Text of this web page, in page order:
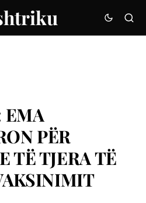
EMA
PËR
TË TJERA TË